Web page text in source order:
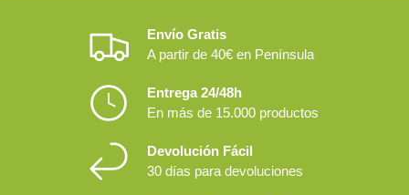
Envío Gratis
A partir de 40€ en Península
Entrega 24/48h
En más de 15.000 productos
Devolución Fácil
30 días para devoluciones